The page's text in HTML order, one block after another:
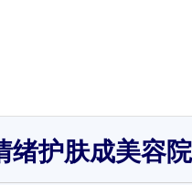
绪护肤成美容